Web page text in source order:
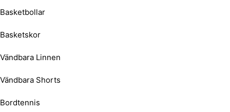
Basketbollar
Basketskor
Vändbara Linnen
Vändbara Shorts
Bordtennis